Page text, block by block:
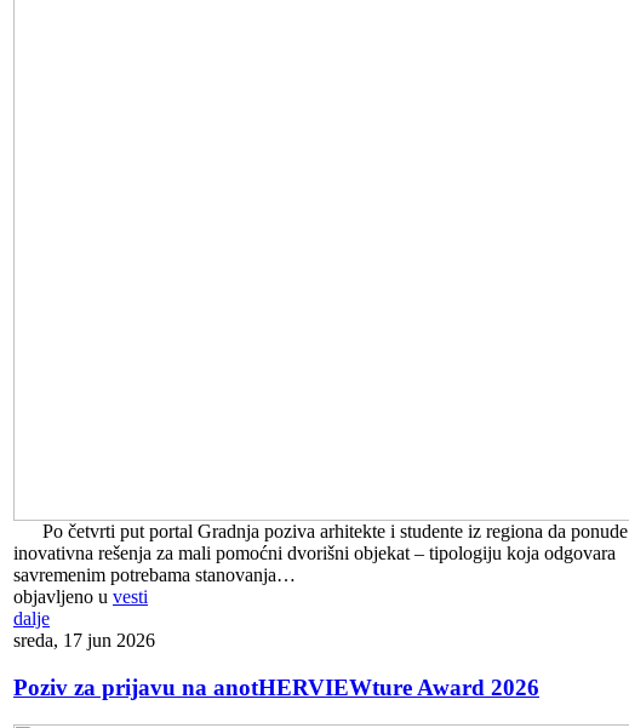
Po četvrti put portal Gradnja poziva arhitekte i studente iz regiona da ponude
inovativna rešenja za mali pomoćni dvorišni objekat – tipologiju koja odgovara
savremenim potrebama stanovanja…
objavljeno u vesti
dalje
sreda, 17 jun 2026
Poziv za prijavu na anotHERVIEWture Award 2026